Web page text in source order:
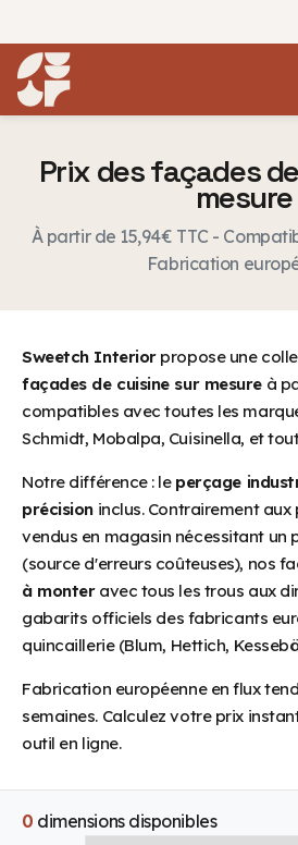
Prix des façades
mesure
À partir de 15,94€ TTC -
Fabrication
Sweetch Interiorpropose une
façades de cuisine sur mesureà
compatibles avec toutes les
Schmidt, Mobalpa, Cuisinella, et
Notre différence : le perçage
précisioninclus. Contrairement aux
vendus en magasin nécessitant un
(source d'erreurs coûteuses), nos
à monteravec tous les trous aux
gabarits officiels des fabricants
quincaillerie (Blum, Hettich,
Fabrication européenne en flux
semaines. Calculez votre prix
outil en ligne.
0 dimensions disponibles